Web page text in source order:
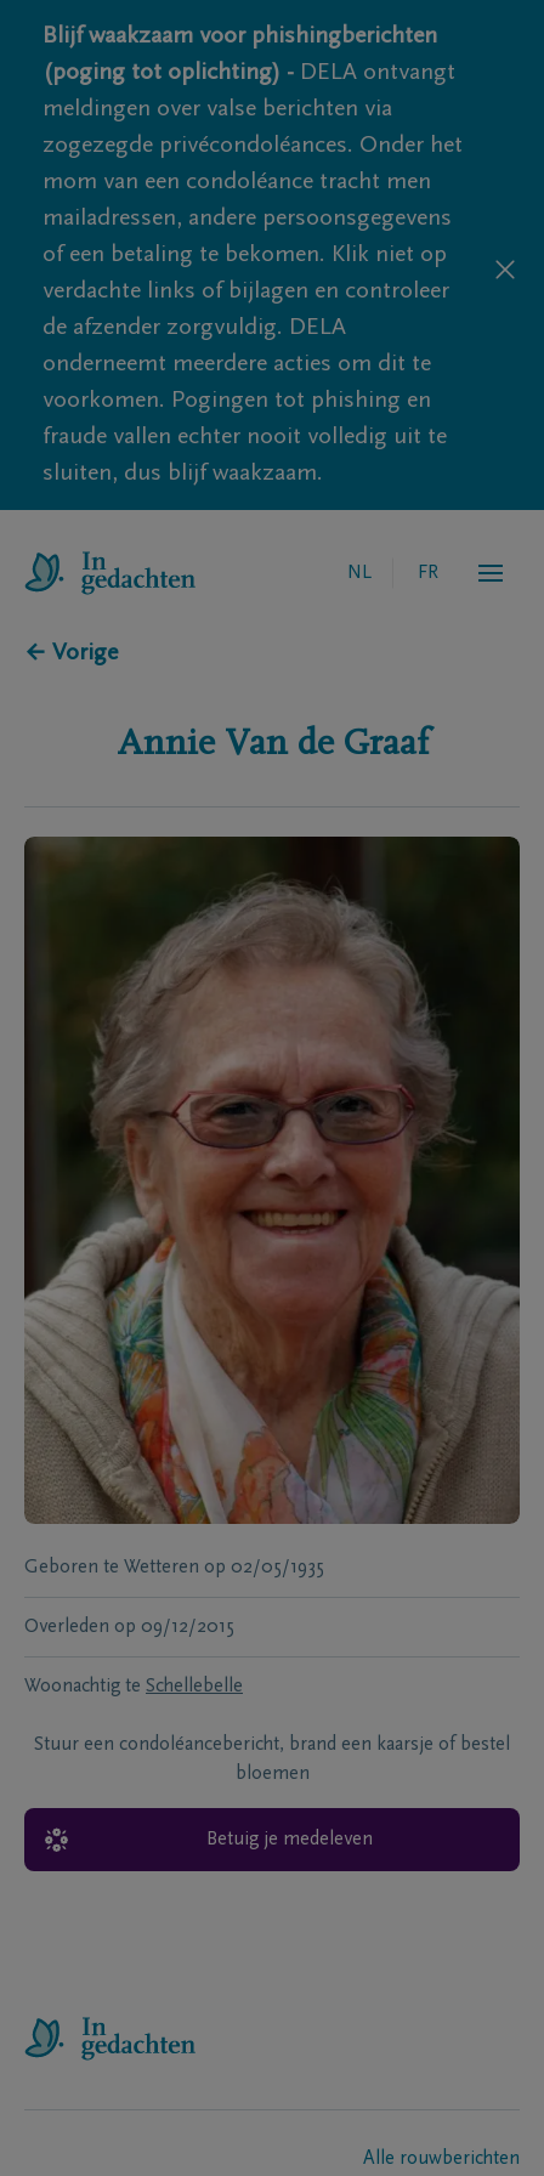
Blijf waakzaam voor phishingberichten
(poging tot oplichting) - DELA ontvangt
meldingen over valse berichten via
zogezegde privécondoléances. Onder het
mom van een condoléance tracht men
mailadressen, andere persoonsgegevens
of een betaling te bekomen. Klik niet op
verdachte links of bijlagen en controleer
de afzender zorgvuldig. DELA
onderneemt meerdere acties om dit te
voorkomen. Pogingen tot phishing en
fraude vallen echter nooit volledig uit te
sluiten, dus blijf waakzaam.
NL FR
← Vorige
Annie Van de Graaf
Geboren te Wetteren op 02/05/1935
Overleden op 09/12/2015
Woonachtig te Schellebelle
Stuur een condoléancebericht, brand een kaarsje of bestel
bloemen
Betuig je medeleven
Alle rouwberichten